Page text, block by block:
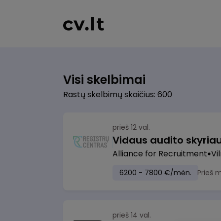
Visi skelbimai
Rastų skelbimų skaičius: 600
prieš 12 val.
Vidaus audito
Alliance for Recruitment
6200 - 7800 €/mėn. Prieš
prieš 14 val.